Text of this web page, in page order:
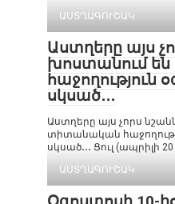
ԱՍՏՂԱԳՈՒՇԱԿ
Աստղերը այս
խոստանում
հաջողություն
սկսած․․․
Աստղերը այս չորս
տիտանական
սկսած․․․ Ցուլ (ապրիլի 20
ԱՍՏՂԱԳՈՒՇԱԿ